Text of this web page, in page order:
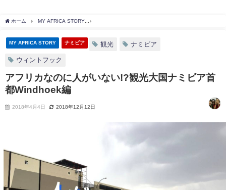
ホーム MY AFRICA STORY
MY AFRICA STORY ナミビア 観光 ナミビア
ウィントフック
アフリカなのに人がいない!?観光大国ナミビア首
都Windhoek編
2018年4月4日 2018年12月12日